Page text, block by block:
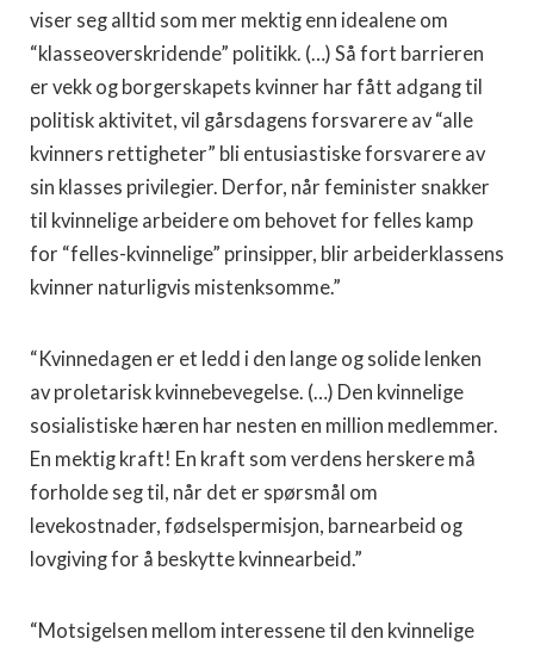
viser seg alltid som mer mektig enn idealene om
“klasseoverskridende” politikk. (…) Så fort barrieren
er vekk og borgerskapets kvinner har fått adgang til
politisk aktivitet, vil gårsdagens forsvarere av “alle
kvinners rettigheter” bli entusiastiske forsvarere av
sin klasses privilegier. Derfor, når feminister snakker
til kvinnelige arbeidere om behovet for felles kamp
for “felles-kvinnelige” prinsipper, blir arbeiderklassens
kvinner naturligvis mistenksomme.”
“Kvinnedagen er et ledd i den lange og solide lenken
av proletarisk kvinnebevegelse. (…) Den kvinnelige
sosialistiske hæren har nesten en million medlemmer.
En mektig kraft! En kraft som verdens herskere må
forholde seg til, når det er spørsmål om
levekostnader, fødselspermisjon, barnearbeid og
lovgiving for å beskytte kvinnearbeid.”
“Motsigelsen mellom interessene til den kvinnelige